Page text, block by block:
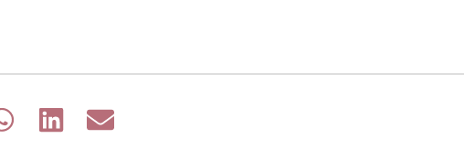
Share
Share
Share